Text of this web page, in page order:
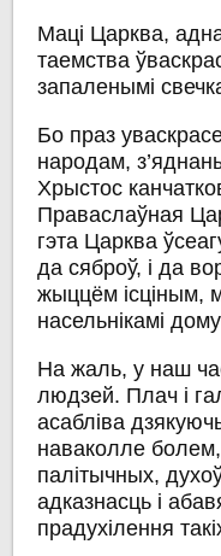
Маці Царква,
таемства
запаленымі
Бо праз
народам,
Хрыстос
Праваслаўная
гэта Царква
да сяброў, і да
жыццём ісціным,
насельнікамі
На жаль, у наш
людзей. Плач і
асабліва
наваколле
палітычных,
адказнасць і
прадухілення